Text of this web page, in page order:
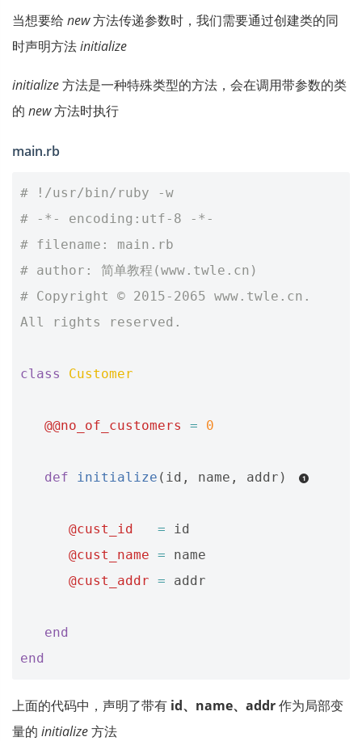
当想要给new方法传递参数时，我们需要通过创建类的同
时声明方法initialize
initialize方法是一种特殊类型的方法，会在调用带参数的类
的 new方法时执行
main.rb
# !/usr/bin/ruby -w
# -*- encoding:utf-8 -*-
# filename: main.rb
# author: 简单教程(www.twle.cn)
# Copyright © 2015-2065 www.twle.cn.
All rights reserved.
class Customer
@@no_of_customers = 0
def initialize ( id , name , addr )
@cust_id =
id
@cust_name =
name
@cust_addr = addr
end
end
上面的代码中，声明了带有 id、name、addr作为局部变
量的 initialize方法